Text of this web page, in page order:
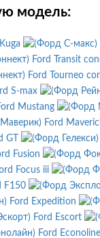
модель:
Ford Transit
Ford Tourneo
S-max
Mustang
Ford
GT
Fusion
Focus iii
F150
Ford Expedition
Ford Escort
Ford Econoline